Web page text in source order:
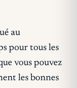
au
pour tous les
vous pouvez
les bonnes